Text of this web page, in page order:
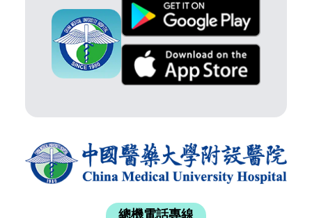
總機電話專線